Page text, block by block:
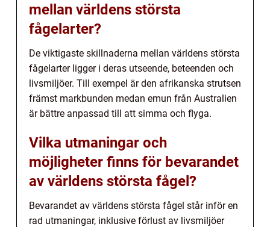
mellan världens största
fågelarter?
De viktigaste skillnaderna mellan världens största
fågelarter ligger i deras utseende, beteenden och
livsmiljöer. Till exempel är den afrikanska strutsen
främst markbunden medan emun från Australien
är bättre anpassad till att simma och flyga.
Vilka utmaningar och
möjligheter finns för bevarandet
av världens största fågel?
Bevarandet av världens största fågel står inför en
rad utmaningar, inklusive förlust av livsmiljöer